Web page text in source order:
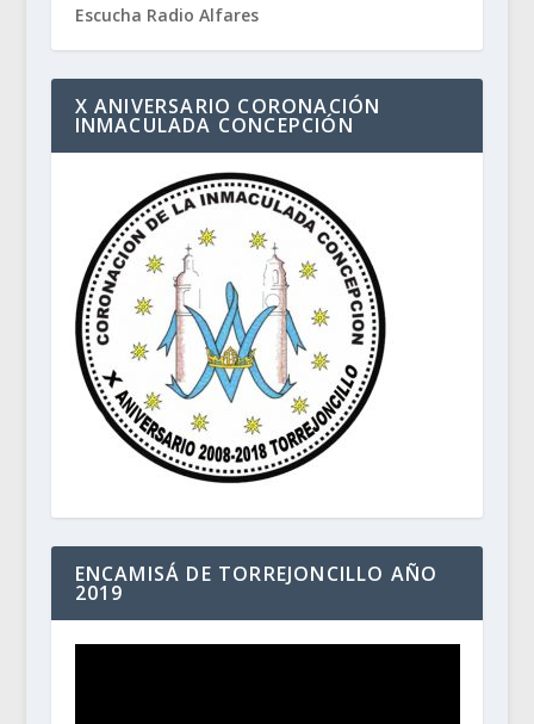
Escucha Radio Alfares
X ANIVERSARIO CORONACIÓN
INMACULADA CONCEPCIÓN
ENCAMISÁ DE TORREJONCILLO AÑO
2019